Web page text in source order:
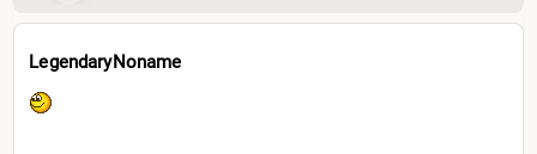
LegendaryNoname